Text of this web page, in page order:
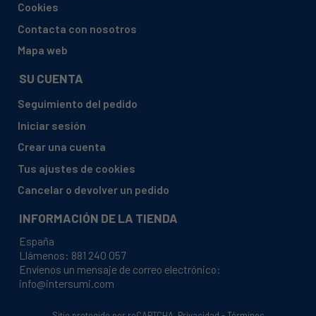
BRAUN, 7280 (5376
BRAUN, 7281 (5377 SILKEPILXPRESSIVE)
BRAUN, 7281 (6537 SILKÉPIL7WETDRY)
BRAUN, 7281 WET&DRY (5377 SILPÉPIL7LEGSBODY)
BRAUN, 7281W&D+TONDEUSE BIKINI (SILKÉPIL7)
BRAUN, 7285 (5376 XPRESSIVEWINTERRESCUE)
SILKEPILXPRESSIVEWINTERRESC)
BRAUN, 7381 (5377 SILKEPILXPRESSIVE)
BRAUN, 7381W&D (SILKEPIL7)
BRAUN, 7480 (5376
Cookies
Contacta con nosotros
Mapa web
SU CUENTA
Seguimiento del pedido
Iniciar sesión
Crear una cuenta
Tus ajustes de cookies
Cancelar o devolver un pedido
INFORMACIÓN DE LA TIENDA
España
Llámenos: 881 240 057
Envíenos un mensaje de correo electrónico:
info@intersumi.com